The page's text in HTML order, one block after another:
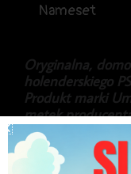
Nameset
Oryginalna,
holenderskiego
Produkt marki
metek
Sezon, w którym
de Jong, Hirving
Stan idealny.